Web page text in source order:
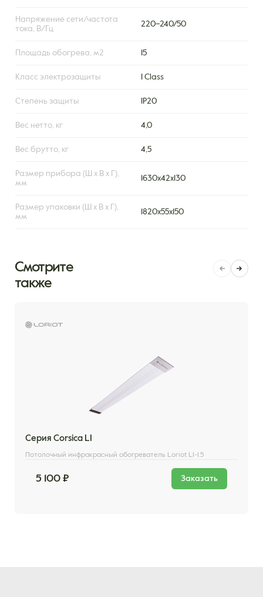
Напряжение сети/частота
тока, В/Гц
220–240/50
Площадь обогрева, м2 15
Класс электрозащиты I Class
Степень защиты IP20
Вес нетто, кг 4,0
Вес брутто, кг 4,5
Размер прибора (Ш х В х Г),
мм
1630х42х130
Размер упаковки (Ш х В х Г),
мм
1820х55х150
Смотрите
также
Серия Corsica LI
Потолочный инфракрасный обогреватель Loriot LI-1.5
5 100 ₽ Заказать